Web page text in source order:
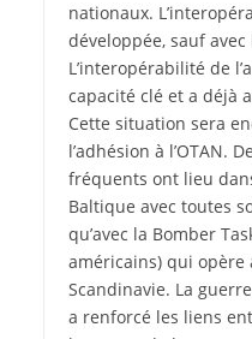
nationaux.
développée, sauf
L’interopérabilité de
capacité clé et a déjà
Cette situation sera
l’adhésion à l’OTAN.
fréquents ont lieu
Baltique avec toutes
qu’avec la Bomber
américains) qui opère
Scandinavie. La
a renforcé les liens